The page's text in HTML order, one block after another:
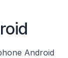
Android